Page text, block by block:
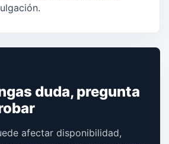
duda, pregunta
afectar disponibilidad,